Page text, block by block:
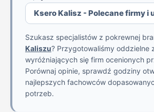
Ksero Kalisz - Polecane firmy i
Szukasz specjalistów z pokrewnej
Kaliszu? Przygotowaliśmy oddzielne
wyróżniających się firm ocenionych
Porównaj opinie, sprawdź godziny
najlepszych fachowców
potrzeb.